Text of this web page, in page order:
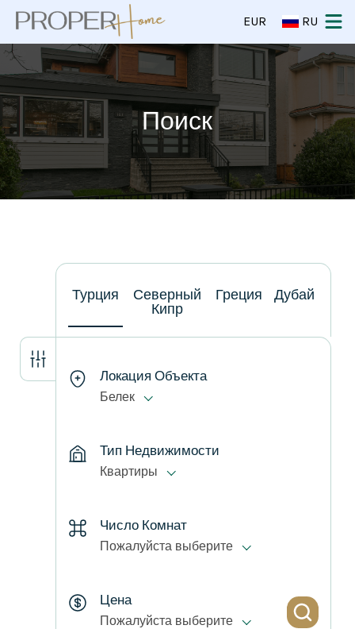
EUR RU
Поиск
Турция
Северный
Кипр
Греция Дубай
Локация Объекта
Белек
Тип Недвижимости
Квартиры
Число Комнат
Пожалуйста выберите
Цена
Пожалуйста выберите